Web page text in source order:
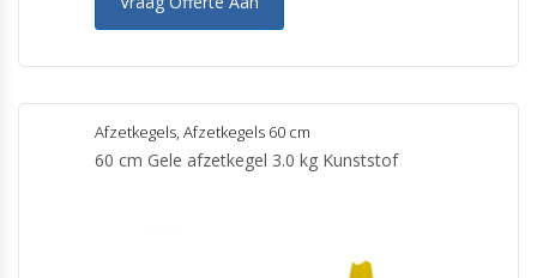
Afzetkegels, Afzetkegels 60 cm
60 cm Gele afzetkegel 3.0 kg Kunststof